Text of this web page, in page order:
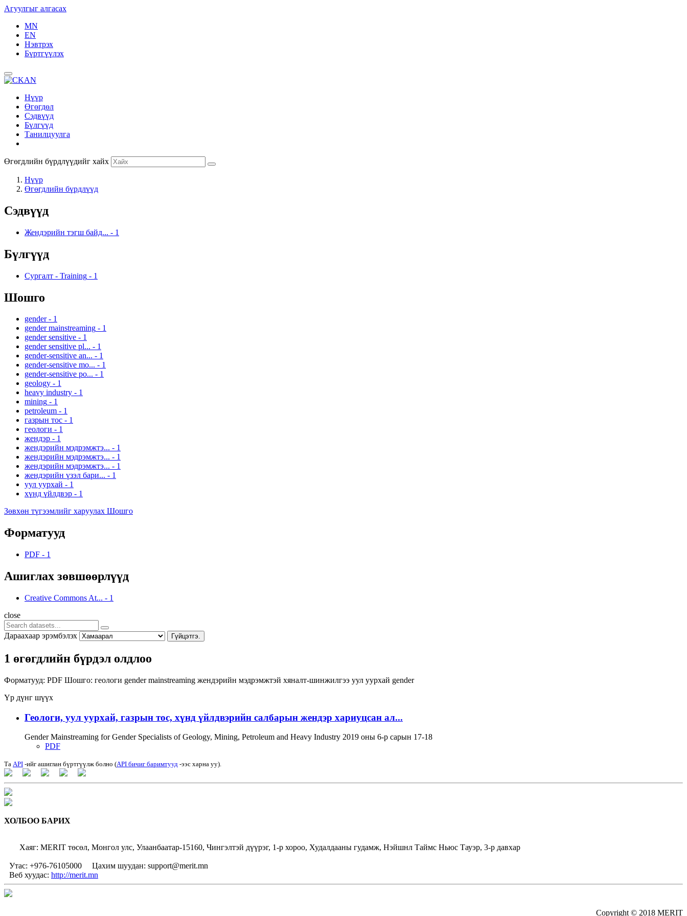
Агуулгыг алгасах
MN
EN
Нэвтрэх
Бүртгүүлэх
Нүүр
Өгөгдөл
Сэдвүүд
Бүлгүүд
Танилцуулга
Өгөгдлийн бүрдлүүдийг хайх
Нүүр
Өгөгдлийн бүрдлүүд
Сэдвүүд
Жендэрийн тэгш байд... - 1
Бүлгүүд
Сургалт - Training - 1
Шошго
gender - 1
gender mainstreaming - 1
gender sensitive - 1
gender sensitive pl... - 1
gender-sensitive an... - 1
gender-sensitive mo... - 1
gender-sensitive po... - 1
geology - 1
heavy industry - 1
mining - 1
petroleum - 1
газрын тос - 1
геологи - 1
жендэр - 1
жендэрийн мэдрэмжтэ... - 1
жендэрийн мэдрэмжтэ... - 1
жендэрийн мэдрэмжтэ... - 1
жендэрийн үзэл бари... - 1
уул уурхай - 1
хүнд үйлдвэр - 1
Зөвхөн түгээмлийг харуулах Шошго
Форматууд
PDF - 1
Ашиглах зөвшөөрлүүд
Creative Commons At... - 1
close
Дараахаар эрэмбэлэх Гүйцэтгэ.
1 өгөгдлийн бүрдэл олдлоо
Форматууд: PDF Шошго: геологи gender mainstreaming жендэрийн мэдрэмжтэй хяналт-шинжилгээ уул уурхай gender
Үр дүнг шүүх
Геологи, уул уурхай, газрын тос, хүнд үйлдвэрийн салбарын жендэр хариуцсан ал...
Gender Mainstreaming for Gender Specialists of Geology, Mining, Petroleum and Heavy Industry 2019 оны 6-р сарын 17-18
PDF
Та API -ийг ашиглан бүртгүүлж болно (API бичиг баримтууд -ээс харна уу).
ХОЛБОО БАРИХ
Хаяг: MERIT төсөл, Монгол улс, Улаанбаатар-15160, Чингэлтэй дүүрэг, 1-р хороо, Худалдааны гудамж, Нэйшнл Таймс Ньюс Тауэр, 3-р давхар
Утас: +976-76105000
Цахим шуудан: support@merit.mn
Веб хуудас: http://merit.mn
Copyright © 2018 MERIT